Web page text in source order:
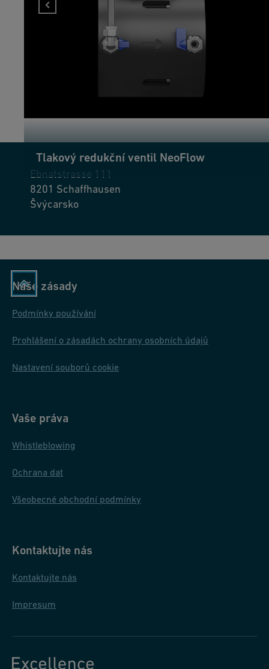
výzvu ve společnosti GF Industry and Infrastructure Flow
svým týmem a rozmanitostí své role.
Tlakový redukční ventil NeoFlow
Ebnatstrasse 111
8201 Schaffhausen
Švýcarsko
Naše zásady
Podmínky používání
Prohlášení o zásadách ochrany osobních údajů
Nastavení souborů cookie
Vaše práva
Whistleblowing
Ochrana dat
Všeobecné obchodní podmínky
Kontaktujte nás
Kontaktujte nás
Impresum